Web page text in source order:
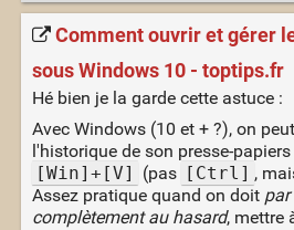
Comment ouvrir et gérer
sous Windows 10 - toptips.fr
Hé bien je la garde cette astuce :
Avec Windows (10 et + ?), on
l'historique de son presse-
[Win]+[V]
(pas [Ctrl] ,
Assez pratique quand on doit par
complètement au hasard, mettre